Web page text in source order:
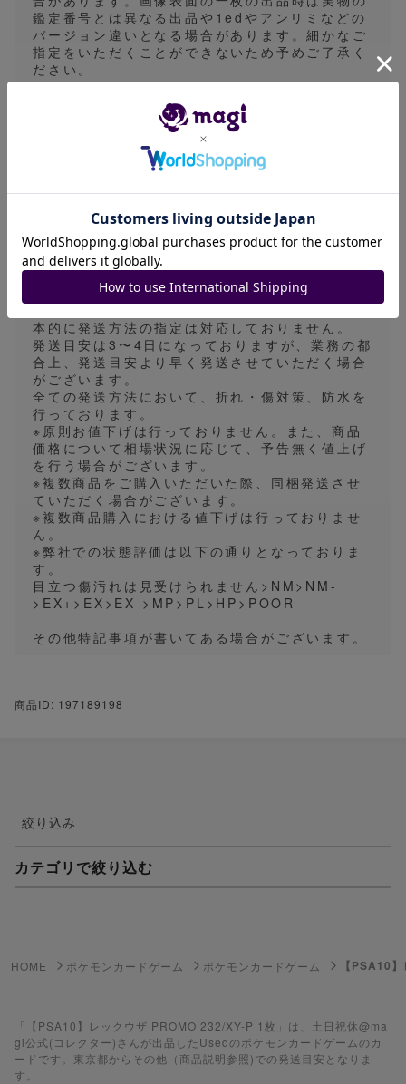
鑑定番号とは異なる出品や1edやアンリミなどの
バージョン違いとなる場合があります。細かなご
指定をいただくことができないため予めご了承く
ださい。
※商品の状態や取引の進め方に関して質問等がご
ざいましたら、必ずご購入前にコメントにて確認
をお願い致します。（より詳細な画像をお求めの
際は、コメント欄にてお申し付けください）
ご購入後の質問にはお答えできない場合がござい
ます。
れ、ケースの傷等が見受けられる場合がございま
す。状態基準内と判断された商品につきまして、
状態の記載を一部省略させていただきますので、
ご理解の上ご購入ください。
※発送方法はゆうパケット、ゆうパック、一般書
本的に発送方法の指定は対応しておりません。
発送目安は3〜4日になっておりますが、業務の都
合上、発送目安より早く発送させていただく場合
がございます。
全ての発送方法において、折れ・傷対策、防水を
行っております。
※原則お値下げは行っておりません。また、商品
価格について相場状況に応じて、予告無く値上げ
を行う場合がございます。
※複数商品をご購入いただいた際、同梱発送させ
ていただく場合がございます。
※複数商品購入における値下げは行っておりませ
ん。
※弊社での状態評価は以下の通りとなっておりま
す。
目立つ傷汚れは見受けられません>NM>NM-
>EX+>EX>EX->MP>PL>HP>POOR
その他特記事項が書いてある場合がございます。
商品ID: 197189198
絞り込み
カテゴリで絞り込む
遊戯王
遊戯王ラッシュデュエル
HOME ポケモンカードゲーム ポケモンカードゲーム 【PSA10
「【PSA10】レックウザ PROMO 232/XY-P 1枚」は、土日祝休@ma
gi公式(コレクター)さんが出品したUsedのポケモンカードゲームのカ
ードです。東京都からその他（商品説明参照)での発送目安となりま
す。